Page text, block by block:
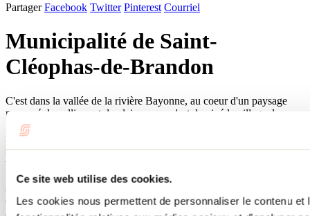
Ce site web utilise des cookies.
Les cookies nous permettent de personnaliser le contenu
Partager Facebook Twitter Pinterest Courriel
Municipalité de Saint-
Cléophas-de-Brandon
C'est dans la vallée de la rivière Bayonne, au coeur d'un paysage
parsemé de collines et de plaines, que s'est dessiné le village de
Saint-Cléophas-de-Brandon. Lors de votre visite, vous y
remarquerez un village-rue typique du Québec où les maisons
s'alignent le long du chemin. En 1888, un premier convoi de
voyageurs et de visiteurs se rendit de Montréal à Saint-Gabriel-de-
Brandon en train. À Saint-Cléophas-de-Brandon, on construisit une
sorte de « cabane » faisant office de gare. C'est seulement en 1915
que fut construite la nouvelle gare, plus spacieuse, pour répondre
aux besoins des usagers du train. Trente ans plus tard, le service de